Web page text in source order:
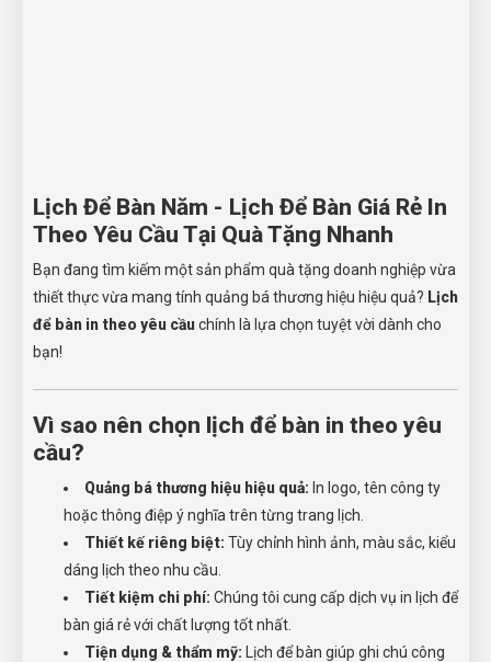
Lịch Để Bàn Năm - Lịch Để Bàn Giá Rẻ In
Theo Yêu Cầu Tại Quà Tặng Nhanh
Bạn đang tìm kiếm một sản phẩm quà tặng doanh nghiệp vừa
thiết thực vừa mang tính quảng bá thương hiệu hiệu quả? Lịch
để bàn in theo yêu cầuchính là lựa chọn tuyệt vời dành cho
bạn!
Vì sao nên chọn lịch để bàn in theo yêu
cầu?
Quảng bá thương hiệu hiệu quả: In logo, tên công ty
hoặc thông điệp ý nghĩa trên từng trang lịch.
Thiết kế riêng biệt: Tùy chỉnh hình ảnh, màu sắc, kiểu
dáng lịch theo nhu cầu.
Tiết kiệm chi phí: Chúng tôi cung cấp dịch vụ in lịch để
bàn giá rẻ với chất lượng tốt nhất.
Tiện dụng & thẩm mỹ: Lịch để bàn giúp ghi chú công